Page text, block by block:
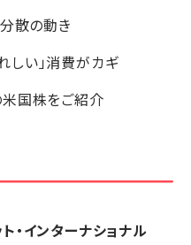
散の動き
しい」消費がカギ
米国株をご紹介
・インターナショナル